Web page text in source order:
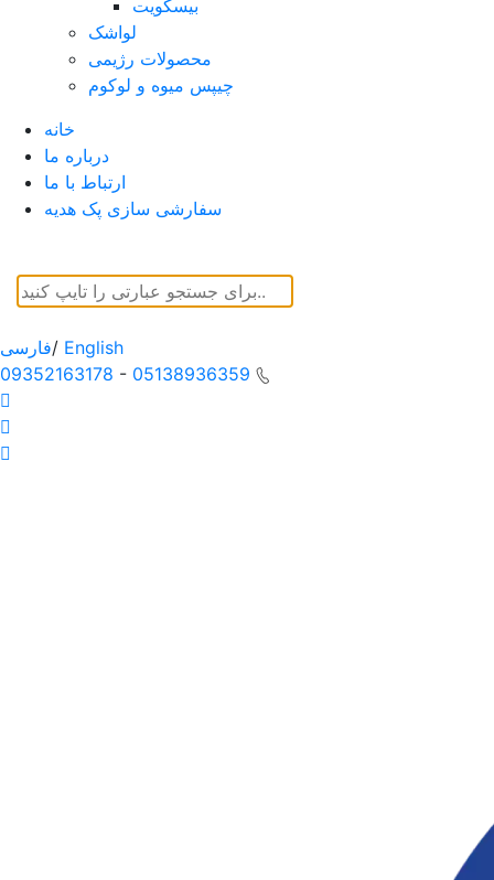
بیسکویت
لواشک
محصولات رژیمی
چیپس میوه و لوکوم
خانه
درباره ما
ارتباط با ما
سفارشی سازی پک هدیه
فارسی/ English
09352163178 - 05138936359